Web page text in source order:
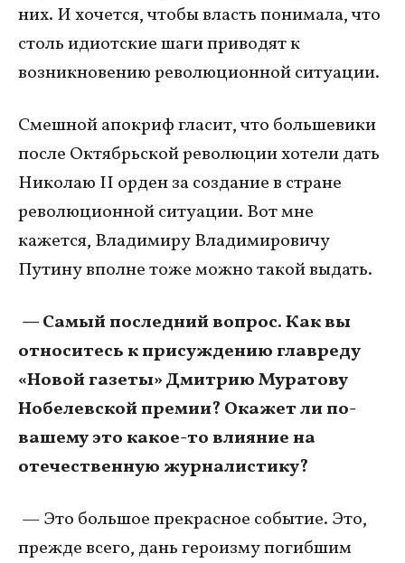
них. И хочется, чтобы власть понимала, что
столь идиотские шаги приводят к
возникновению революционной ситуации.
Смешной апокриф гласит, что большевики
после Октябрьской революции хотели дать
Николаю II орден за создание в стране
революционной ситуации. Вот мне
кажется, Владимиру Владимировичу
Путину вполне тоже можно такой выдать.
— Самый последний вопрос. Как вы
относитесь к присуждению главреду
«Новой газеты» Дмитрию Муратову
Нобелевской премии? Окажет ли по-
вашему это какое-то влияние на
отечественную журналистику?
— Это большое прекрасное событие. Это,
прежде всего, дань героизму погибшим